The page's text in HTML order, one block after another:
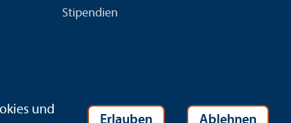
Stipendien
und
Erlauben Ablehnen